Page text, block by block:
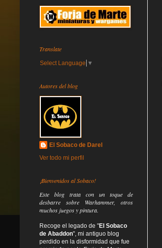
Translate
Select Language ▼
Autores del blog
El Sobaco de Darel
Ver todo mi perfil
¡Bienvenidos al Sobaco!
Este blog trata con un toque de
desbarre sobre Warhammer, otros
muchos juegos y pintura.
Recoge el legado de "El Sobaco
de Abaddon", mi antiguo blog
perdido en la disformidad que fue